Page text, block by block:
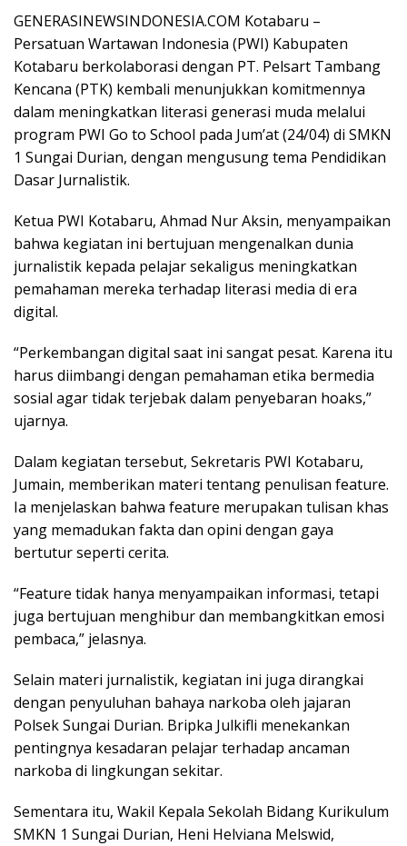
o
o
k
A
p
p
Pr
e
ss
e
GENERASINEWSINDONESIA.COM Kotabaru –
Persatuan Wartawan Indonesia (PWI) Kabupaten
Kotabaru berkolaborasi dengan PT. Pelsart Tambang
Kencana (PTK) kembali menunjukkan komitmennya
dalam meningkatkan literasi generasi muda melalui
program PWI Go to School pada Jum’at (24/04) di SMKN
1 Sungai Durian, dengan mengusung tema Pendidikan
Dasar Jurnalistik.
Ketua PWI Kotabaru, Ahmad Nur Aksin, menyampaikan
bahwa kegiatan ini bertujuan mengenalkan dunia
jurnalistik kepada pelajar sekaligus meningkatkan
pemahaman mereka terhadap literasi media di era
digital.
“Perkembangan digital saat ini sangat pesat. Karena itu
harus diimbangi dengan pemahaman etika bermedia
sosial agar tidak terjebak dalam penyebaran hoaks,”
ujarnya.
Dalam kegiatan tersebut, Sekretaris PWI Kotabaru,
Jumain, memberikan materi tentang penulisan feature.
Ia menjelaskan bahwa feature merupakan tulisan khas
yang memadukan fakta dan opini dengan gaya
bertutur seperti cerita.
“Feature tidak hanya menyampaikan informasi, tetapi
juga bertujuan menghibur dan membangkitkan emosi
pembaca,” jelasnya.
Selain materi jurnalistik, kegiatan ini juga dirangkai
dengan penyuluhan bahaya narkoba oleh jajaran
Polsek Sungai Durian. Bripka Julkifli menekankan
pentingnya kesadaran pelajar terhadap ancaman
narkoba di lingkungan sekitar.
Sementara itu, Wakil Kepala Sekolah Bidang Kurikulum
SMKN 1 Sungai Durian, Heni Helviana Melswid,